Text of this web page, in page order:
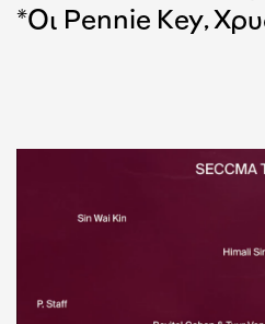
*Οι Pennie Key,